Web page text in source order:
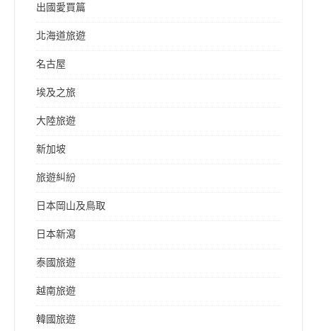
出國愛買篇
北海道旅遊
名古屋
埃及之旅
大陸旅遊
新加坡
旅遊糾紛
日本岡山及鳥取
日本新瀉
泰國旅遊
越南旅遊
韓國旅遊